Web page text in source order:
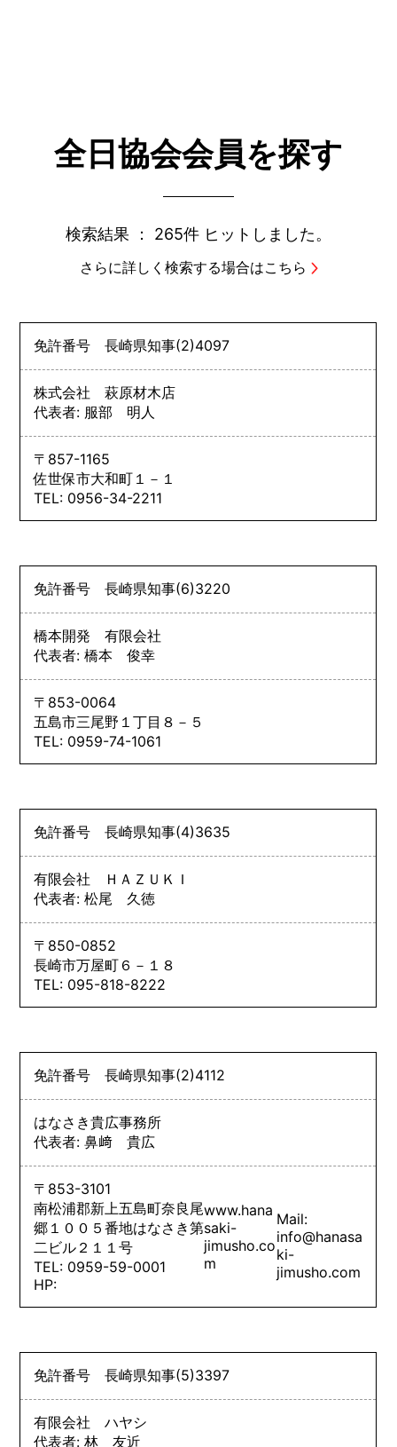
全日協会会員を探す
検索結果 ： 265件 ヒットしました。
さらに詳しく検索する場合はこちら
免許番号長崎県知事(2)4097
株式会社 萩原材木店
代表者: 服部 明人
〒857-1165
佐世保市大和町１－１
TEL: 0956-34-2211
免許番号長崎県知事(6)3220
橋本開発 有限会社
代表者: 橋本 俊幸
〒853-0064
五島市三尾野１丁目８－５
TEL: 0959-74-1061
免許番号長崎県知事(4)3635
有限会社 ＨＡＺＵＫＩ
代表者: 松尾 久徳
〒850-0852
長崎市万屋町６－１８
TEL: 095-818-8222
免許番号長崎県知事(2)4112
はなさき貴広事務所
代表者: 鼻﨑 貴広
〒853-3101
南松浦郡新上五島町奈良尾
郷１００５番地はなさき第
二ビル２１１号
TEL: 0959-59-0001
HP:
www.hana
saki-
jimusho.co
m
Mail:
info@hanasa
ki-
jimusho.com
免許番号長崎県知事(5)3397
有限会社 ハヤシ
代表者: 林 友近